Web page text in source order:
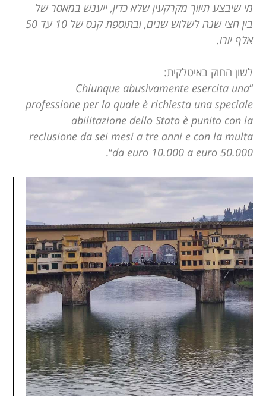
מי שיבצע תיווך מקרקעין שלא כדין, ייענש במאסר של
בין חצי שנה לשלוש שנים, ובתוספת קנס של 10 עד 50
אלף יורו.
לשון החוק באיטלקית:
“
Chiunque abusivamente esercita una
professione per la quale è richiesta una speciale
abilitazione dello Stato è punito con la
reclusione da sei mesi a tre anni e con la multa
da euro 10.000 a euro 50.000
“.